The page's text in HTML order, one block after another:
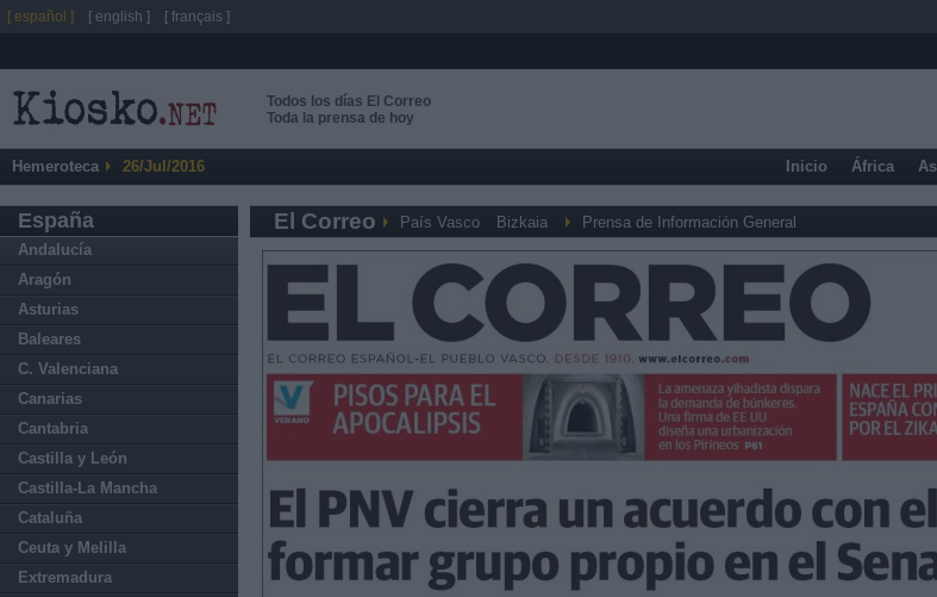
Todos los días El Correo
Toda la prensa de hoy
Hemeroteca 26/Jul/2016 Inicio África
España
Andalucía
Aragón
Asturias
Baleares
C. Valenciana
Canarias
Cantabria
Castilla y León
Castilla-La Mancha
Cataluña
Ceuta y Melilla
Extremadura
El Correo País Vasco Bizkaia Prensa de Información General
[ español ] [ english ] [ français ]